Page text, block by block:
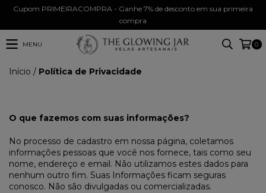
Cupom PRIMEIRACOMPRA - Ganhe 7% de desconto em sua primeira
compra
MENU 0
Início / Política de Privacidade
O que fazemos com suas informações?
No processo de cadastro em nossa página, coletamos
informações pessoas que você nos fornece, tais como seu
nome, endereço e email. Não utilizamos estes dados para
nenhum outro fim. Suas Informações ficam seguras
conosco. Não são divulgadas ou comercializadas.